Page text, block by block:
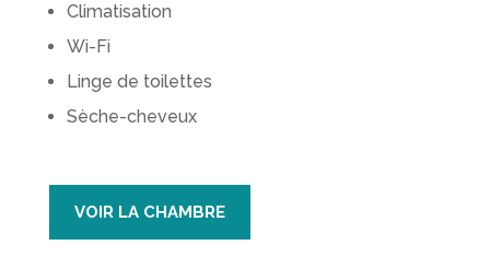
Climatisation
Wi-Fi
Linge de toilettes
Sèche-cheveux
VOIR LA CHAMBRE